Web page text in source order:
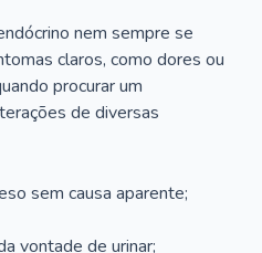
nem sempre se
claros, como dores ou
procurar um
de diversas
sem causa aparente;
vontade de urinar;